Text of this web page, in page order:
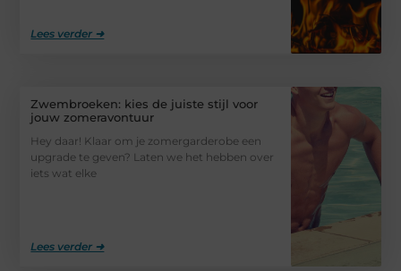
Lees verder ➜
Zwembroeken: kies de juiste stijl voor
jouw zomeravontuur
Hey daar! Klaar om je zomergarderobe een
upgrade te geven? Laten we het hebben over
iets wat elke
Lees verder ➜